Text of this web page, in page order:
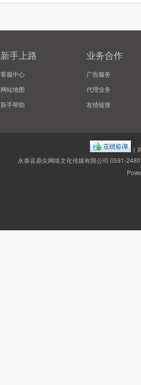
新手上路
客服中心
网站地图
新手帮助
业务合作
广告服务
代理业务
友情链接
|
永泰县鼎尖网络文化传媒有限公司 0591-